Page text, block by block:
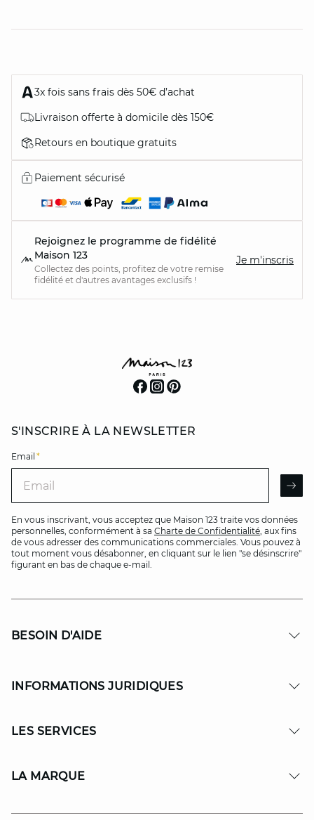
3x fois sans frais dès 50€ d’achat
Livraison offerte à domicile dès 150€
Retours en boutique gratuits
Paiement sécurisé
Rejoignez le programme de fidélité
Maison 123
Collectez des points, profitez de votre remise
fidélité et d'autres avantages exclusifs !
Je m'inscris
S'INSCRIRE À LA NEWSLETTER
Email *
En vous inscrivant, vous acceptez que Maison 123 traite vos données
personnelles, conformément à sa Charte de Confidentialité, aux fins
de vous adresser des communications commerciales. Vous pouvez à
tout moment vous désabonner, en cliquant sur le lien "se désinscrire"
figurant en bas de chaque e-mail.
BESOIN D'AIDE
INFORMATIONS JURIDIQUES
LES SERVICES
LA MARQUE